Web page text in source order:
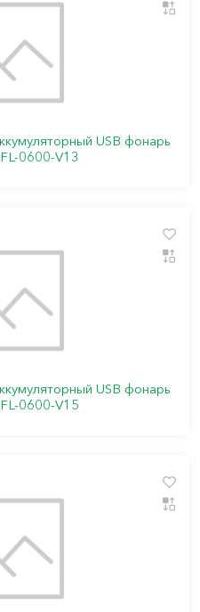
USB фонарь
0600-V13
USB фонарь
0600-V15